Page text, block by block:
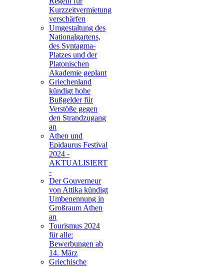
Kurzzeitvermietung
verschärfen
Umgestaltung des
Nationalgartens,
des Syntagma-
Platzes und der
Platonischen
Akademie geplant
Griechenland
kündigt hohe
Bußgelder für
Verstöße gegen
den Strandzugang
an
Athen und
Epidaurus Festival
2024 -
AKTUALISIERT
-
Der Gouverneur
von Attika kündigt
Umbenennung in
Großraum Athen
an
Tourismus 2024
für alle:
Bewerbungen ab
14. März
Griechische